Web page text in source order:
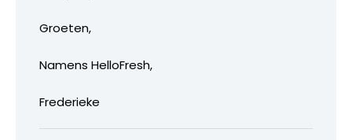
Groeten,
Namens HelloFresh,
Frederieke